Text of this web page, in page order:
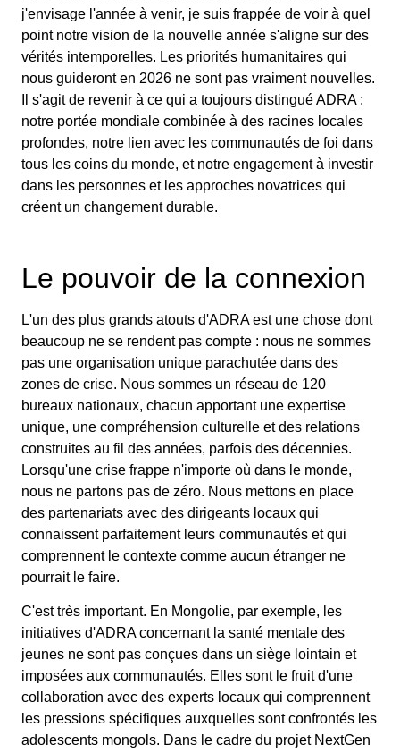
j'envisage l'année à venir, je suis frappée de voir à quel
point notre vision de la nouvelle année s'aligne sur des
vérités intemporelles. Les priorités humanitaires qui
nous guideront en 2026 ne sont pas vraiment nouvelles.
Il s'agit de revenir à ce qui a toujours distingué ADRA :
notre portée mondiale combinée à des racines locales
profondes, notre lien avec les communautés de foi dans
tous les coins du monde, et notre engagement à investir
dans les personnes et les approches novatrices qui
créent un changement durable.
Le pouvoir de la connexion
L'un des plus grands atouts d'ADRA est une chose dont
beaucoup ne se rendent pas compte : nous ne sommes
pas une organisation unique parachutée dans des
zones de crise. Nous sommes un réseau de 120
bureaux nationaux, chacun apportant une expertise
unique, une compréhension culturelle et des relations
construites au fil des années, parfois des décennies.
Lorsqu'une crise frappe n'importe où dans le monde,
nous ne partons pas de zéro. Nous mettons en place
des partenariats avec des dirigeants locaux qui
connaissent parfaitement leurs communautés et qui
comprennent le contexte comme aucun étranger ne
pourrait le faire.
C'est très important. En Mongolie, par exemple, les
initiatives d'ADRA concernant la santé mentale des
jeunes ne sont pas conçues dans un siège lointain et
imposées aux communautés. Elles sont le fruit d'une
collaboration avec des experts locaux qui comprennent
les pressions spécifiques auxquelles sont confrontés les
adolescents mongols. Dans le cadre du projet NextGen